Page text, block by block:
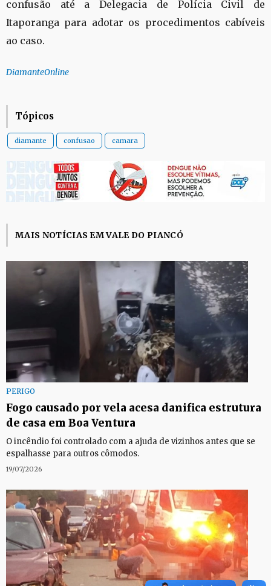
confusão até a Delegacia de Polícia Civil de
Itaporanga para adotar os procedimentos cabíveis
ao caso.
DiamanteOnline
Tópicos
diamante confusao camara
MAIS NOTÍCIAS EM VALE DO PIANCÓ
PERIGO
Fogo causado por vela acesa danifica estrutura
de casa em Boa Ventura
O incêndio foi controlado com a ajuda de vizinhos antes que se
espalhasse para outros cômodos.
19/07/2026